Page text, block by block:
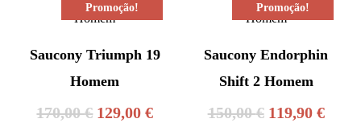
Promoção!
Saucony Triumph 19
Homem
170,00€ O
129,00€O
Promoção!
Saucony Endorphin
Shift 2 Homem
150,00€ O
119,90 €O